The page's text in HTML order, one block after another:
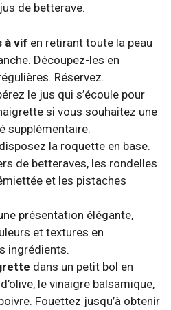
de betterave.
à vif en retirant toute la peau
Découpez-les en
Réservez.
le jus qui s’écoule pour
si vous souhaitez une
supplémentaire.
la roquette en base.
de betteraves, les rondelles
et les pistaches
présentation élégante,
et textures en
ingrédients.
dans un petit bol en
le vinaigre balsamique,
Fouettez jusqu’à obtenir